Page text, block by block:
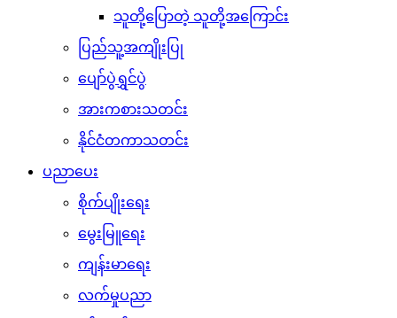
သူတို့ပြောတဲ့ သူတို့အကြောင်း
ပြည်သူ့အကျိုးပြု
ပျော်ပွဲရွှင်ပွဲ
အားကစားသတင်း
နိုင်ငံတကာသတင်း
ပညာပေး
စိုက်ပျိုးရေး
မွေးမြူရေး
ကျန်းမာရေး
လက်မှုပညာ